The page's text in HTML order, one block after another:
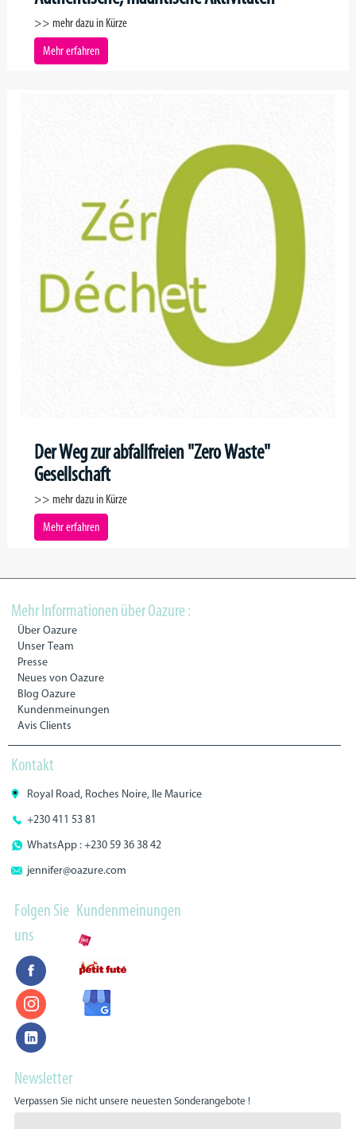
>> mehr dazu in Kürze
Mehr erfahren
Der Weg zur abfallfreien "Zero Waste"
Gesellschaft
>> mehr dazu in Kürze
Mehr erfahren
Mehr Informationen über Oazure :
Über Oazure
Unser Team
Presse
Neues von Oazure
Blog Oazure
Kundenmeinungen
Avis Clients
Kontakt
Royal Road, Roches Noire, Ile Maurice
+230 411 53 81
WhatsApp : +230 59 36 38 42
jennifer@oazure.com
Folgen Sie
uns
Kundenmeinungen
Newsletter
Verpassen Sie nicht unsere neuesten Sonderangebote !